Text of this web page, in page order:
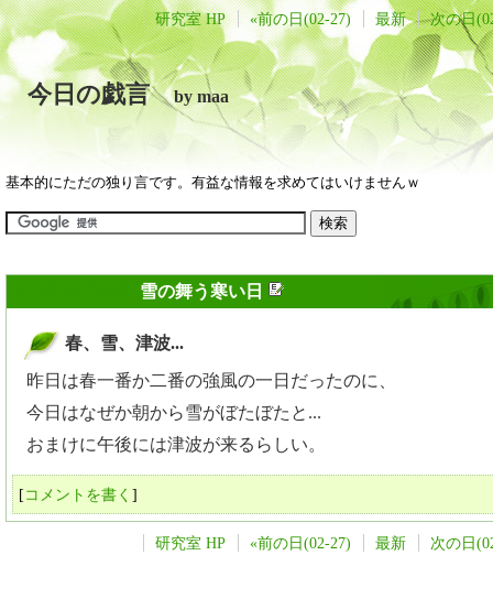
研究室 HP «前の日(02-27) 最新 次の日
今日の戯言by maa
基本的にただの独り言です。有益な情報を求めてはいけませんｗ
雪の舞う寒い日
春、雪、津波...
昨日は春一番か二番の強風の一日だったのに、
今日はなぜか朝から雪がぼたぼたと...
おまけに午後には津波が来るらしい。
[コメントを書く ]
研究室 HP «前の日(02-27) 最新 次の日